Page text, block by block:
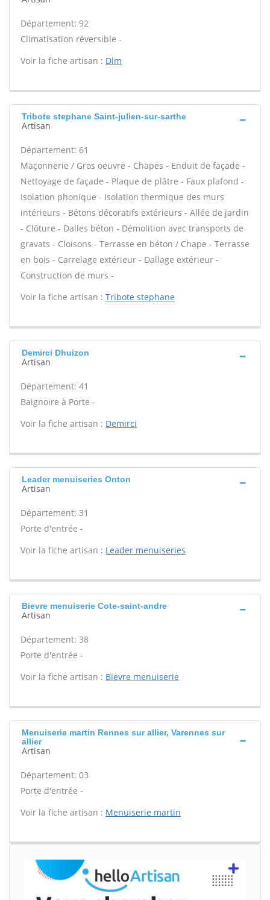
Département: 92
Climatisation réversible -
Voir la fiche artisan : Dlm
Tribote stephane Saint-julien-sur-sarthe
Artisan
Département: 61
Maçonnerie / Gros oeuvre - Chapes - Enduit de façade -
Nettoyage de façade - Plaque de plâtre - Faux plafond -
Isolation phonique - Isolation thermique des murs
intérieurs - Bétons décoratifs extérieurs - Allée de jardin
- Clôture - Dalles béton - Démolition avec transports de
gravats - Cloisons - Terrasse en béton / Chape - Terrasse
en bois - Carrelage extérieur - Dallage extérieur -
Construction de murs -
Voir la fiche artisan : Tribote stephane
Demirci Dhuizon
Artisan
Département: 41
Baignoire à Porte -
Voir la fiche artisan : Demirci
Leader menuiseries Onton
Artisan
Département: 31
Porte d'entrée -
Voir la fiche artisan : Leader menuiseries
Bievre menuiserie Cote-saint-andre
Artisan
Département: 38
Porte d'entrée -
Voir la fiche artisan : Bievre menuiserie
Menuiserie martin Rennes sur allier, Varennes sur
allier
Artisan
Département: 03
Porte d'entrée -
Voir la fiche artisan : Menuiserie martin